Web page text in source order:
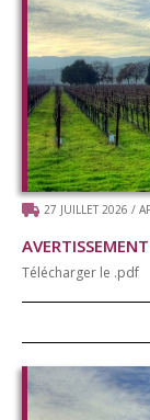
27 JUILLET 2026 /
Télécharger le .pdf